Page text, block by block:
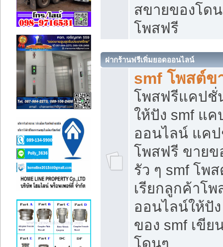
สขายของโด
โพสฟรี
ฝากร้านฟรีเพิ่มยอดออนไลน์
smf โพสต์ข
โพสฟรีแคปชั่
ให้ปัง smf แ
ออนไลน์ แค
โพสฟรี ขายข
รัว ๆ smf โพ
เรียกลูกค้าโ
ออนไลน์ให้ปั
ของ smf เขี
โดนๆ